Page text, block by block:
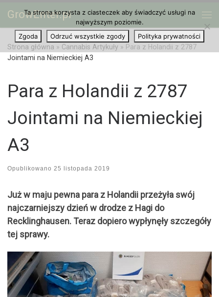
Przejdź do treści
GrowEnter.pl
Strona główna » Cannabis Artykuły » Para z Holandii z 2787
Jointami na Niemieckiej A3
Para z Holandii z 2787
Jointami na Niemieckiej
A3
Opublikowano 25 listopada 2019
Już w maju pewna para z Holandii przeżyła swój
najczarniejszy dzień w drodze z Hagi do
Recklinghausen. Teraz dopiero wypłynęły szczegóły
tej sprawy.
Ta strona korzysta z ciasteczek aby świadczyć usługi na
najwyższym poziomie.
Zgoda
Odrzuć wszystkie zgody Polityka prywatności